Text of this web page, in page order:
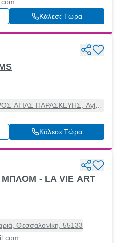
Κάλεσε Τώρα
ΑΓΙΑΣ ΠΑΡΑΣΚΕΥΗΣ, Αγία
Αττική, 15342
Κάλεσε Τώρα
- LA VIE ART
Θεσσαλονίκη, 55133